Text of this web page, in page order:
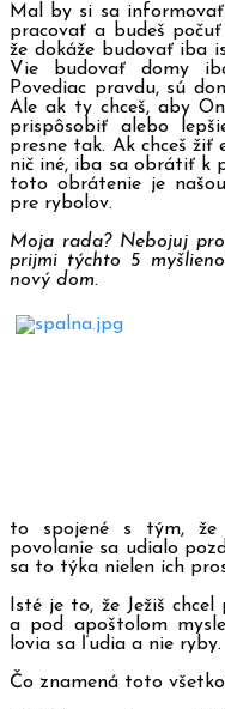
Mal by si sa
pracovať a budeš počuť
že dokáže budovať iba
Vie budovať domy
Povediac pravdu, sú
Ale ak ty chceš, aby
prispôsobiť alebo
presne tak. Ak chceš žiť
nič iné, iba sa obrátiť k
toto obrátenie je
pre rybolov.
Moja rada? Nebojuj
prijmi týchto 5
nový dom.
to spojené s tým,
povolanie sa udialo
sa to týka nielen ich
Isté je to, že Ježiš
a pod apoštolom
lovia sa ľudia a nie ryby.
Čo znamená toto